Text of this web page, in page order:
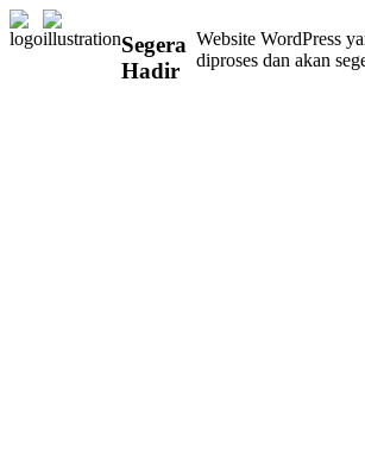
Segera
Hadir
Website WordPress
diproses dan akan